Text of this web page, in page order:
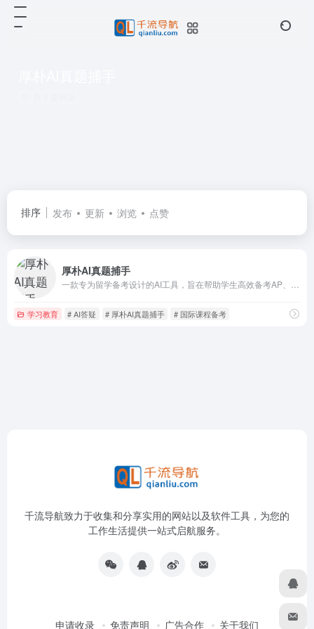
排序 发布 更新 浏览 点赞
厚朴AI真题捕手
学习教育 # AI答疑 # 厚朴AI真题捕手 # 国际课程备考
千流导航致力于收集和分享实用的网站以及软件工具，为您的
工作生活提供一站式启航服务。
申请收录 免责声明 广告合作 关于我们